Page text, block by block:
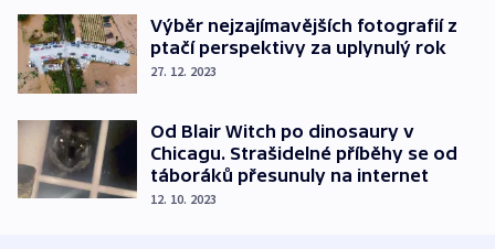
Výběr nejzajímavějších fotografií z
ptačí perspektivy za uplynulý rok
27. 12. 2023
Od Blair Witch po dinosaury v
Chicagu. Strašidelné příběhy se od
táboráků přesunuly na internet
12. 10. 2023